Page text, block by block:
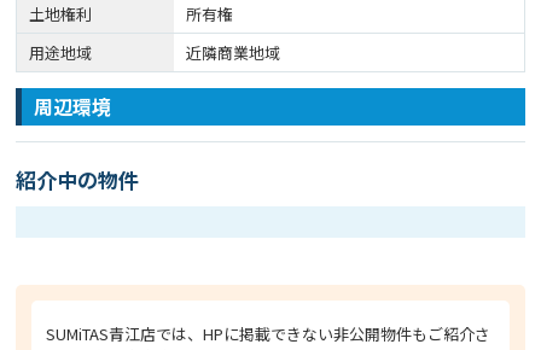
土地権利
所有権
用途地域
近隣商業地域
周辺環境
紹介中の物件
SUMiTAS青江店では、HPに掲載できない非公開物件もご紹介さ